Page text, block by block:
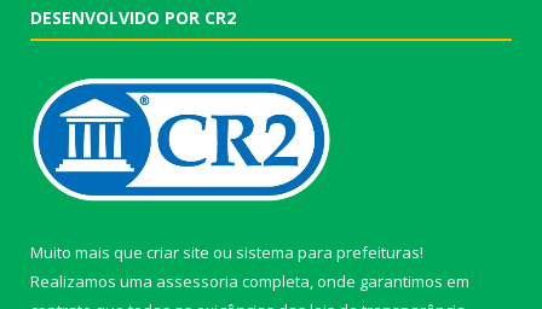
DESENVOLVIDO POR CR2
Muito mais que criar site ou sistema para prefeituras!
Realizamos uma assessoria completa, onde garantimos em